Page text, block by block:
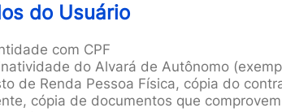
do Usuário
com CPF
do Alvará de Autônomo
de Renda Pessoa Física, cópia do
cópia de documentos que